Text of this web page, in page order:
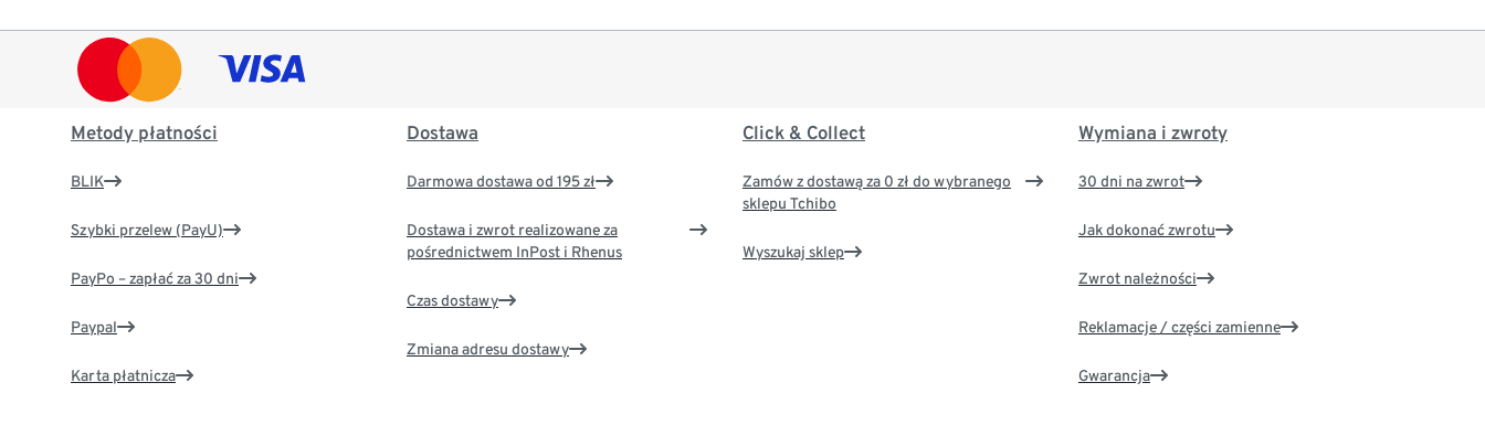
Metody płatności
BLIK
Szybki przelew (PayU)
PayPo – zapłać za 30 dni
Paypal
Karta płatnicza
Dostawa
Darmowa dostawa od 195 zł
Dostawa i zwrot realizowane za
pośrednictwem InPost i Rhenus
Czas dostawy
Zmiana adresu dostawy
Click & Collect
Zamów z dostawą za 0 zł do wybranego
sklepu Tchibo
Wyszukaj sklep
Wymiana i zwroty
30 dni na zwrot
Jak dokonać zwrotu
Zwrot należności
Reklamacje / części zamienne
Gwarancja